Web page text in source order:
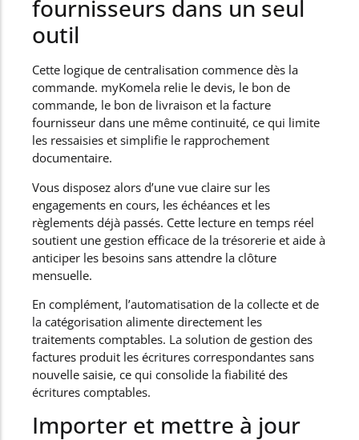
fournisseurs dans un seul
outil
Cette logique de centralisation commence dès la
commande. myKomela relie le devis, le bon de
commande, le bon de livraison et la facture
fournisseur dans une même continuité, ce qui limite
les ressaisies et simplifie le rapprochement
documentaire.
Vous disposez alors d’une vue claire sur les
engagements en cours, les échéances et les
règlements déjà passés. Cette lecture en temps réel
soutient une gestion efficace de la trésorerie et aide à
anticiper les besoins sans attendre la clôture
mensuelle.
En complément, l’automatisation de la collecte et de
la catégorisation alimente directement les
traitements comptables. La solution de gestion des
factures produit les écritures correspondantes sans
nouvelle saisie, ce qui consolide la fiabilité des
écritures comptables.
Importer et mettre à jour